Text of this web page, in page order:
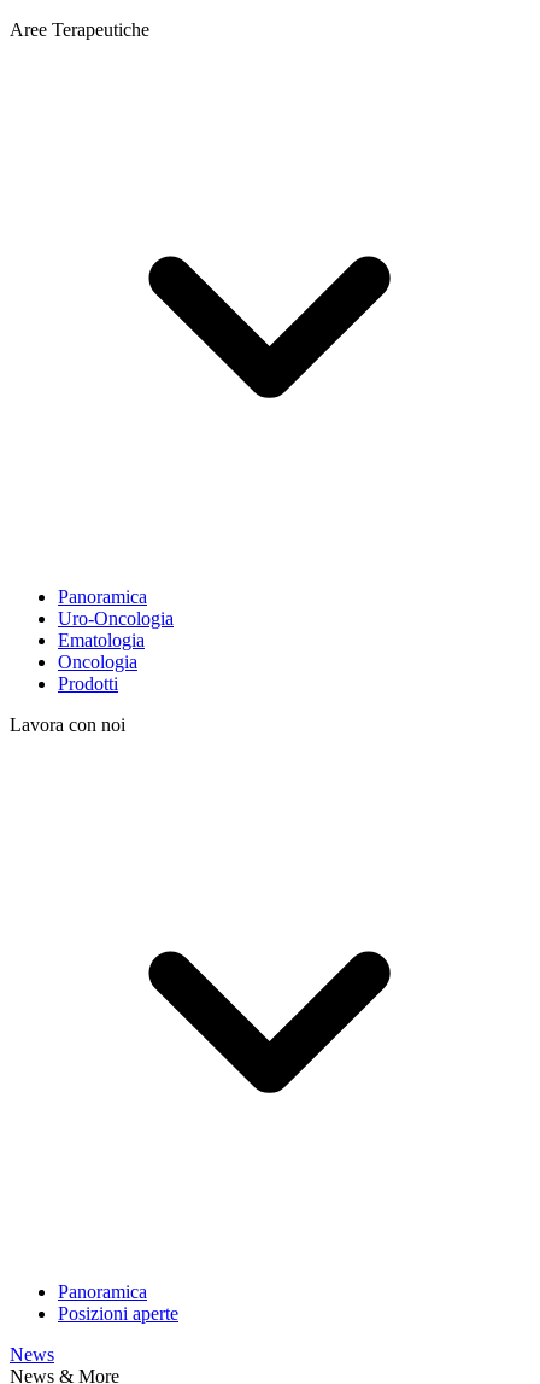
Aree Terapeutiche
Panoramica
Uro-Oncologia
Ematologia
Oncologia
Prodotti
Lavora con noi
Panoramica
Posizioni aperte
News
News & More